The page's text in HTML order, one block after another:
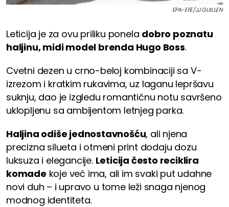
EPA-EFE/JJ GUILLEN
Leticija je za ovu priliku ponela dobro poznatu
haljinu, midi model brenda Hugo Boss.
Cvetni dezen u crno-beloj kombinaciji sa V-
izrezom i kratkim rukavima, uz laganu lepršavu
suknju, dao je izgledu romantičnu notu savršeno
uklopljenu sa ambijentom letnjeg parka.
Haljina odiše jednostavnošću, ali njena
precizna silueta i otmeni print dodaju dozu
luksuza i elegancije. Leticija često reciklira
komade koje već ima, ali im svaki put udahne
novi duh – i upravo u tome leži snaga njenog
modnog identiteta.